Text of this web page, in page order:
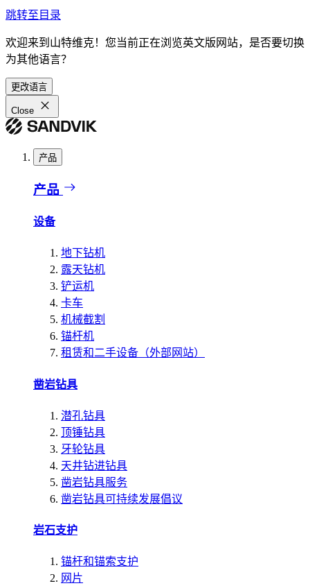
跳转至目录
欢迎来到山特维克！您当前正在浏览英文版网站，是否要切换
为其他语言？
更改语言
Close
产品
产品
设备
地下钻机
露天钻机
铲运机
卡车
机械截割
锚杆机
租赁和二手设备（外部网站）
凿岩钻具
潜孔钻具
顶锤钻具
牙轮钻具
天井钻进钻具
凿岩钻具服务
凿岩钻具可持续发展倡议
岩石支护
锚杆和锚索支护
网片